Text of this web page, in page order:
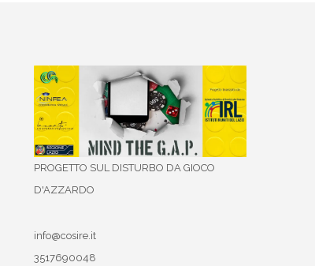
PROGETTO SUL DISTURBO DA GIOCO
D'AZZARDO
info@cosire.it
3517690048